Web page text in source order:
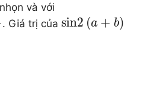
và với
. Giá trị củasin2 (a + b)